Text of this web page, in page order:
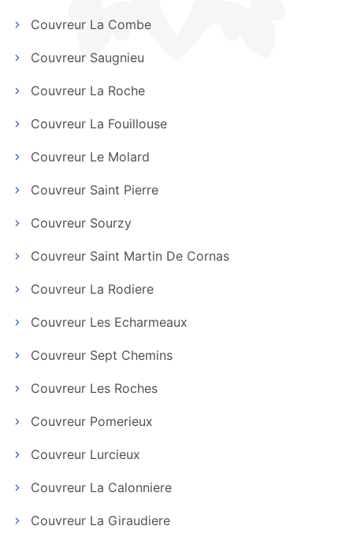
Couvreur La Combe
Couvreur Saugnieu
Couvreur La Roche
Couvreur La Fouillouse
Couvreur Le Molard
Couvreur Saint Pierre
Couvreur Sourzy
Couvreur Saint Martin De Cornas
Couvreur La Rodiere
Couvreur Les Echarmeaux
Couvreur Sept Chemins
Couvreur Les Roches
Couvreur Pomerieux
Couvreur Lurcieux
Couvreur La Calonniere
Couvreur La Giraudiere